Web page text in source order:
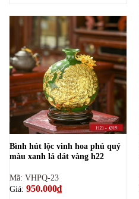
Bình hút lộc vinh hoa phú quý
màu xanh lá dát vàng h22
Mã: VHPQ-23
Giá: 950.000₫